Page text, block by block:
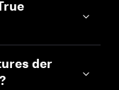
der